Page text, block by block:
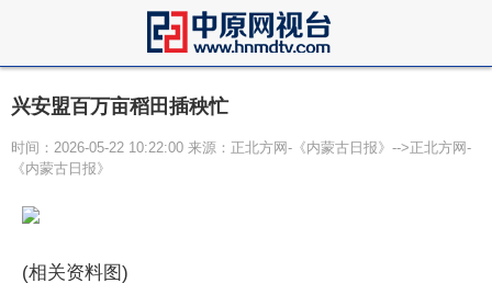
兴安盟百万亩稻田插秧忙
时间：2026-05-22 10:22:00 来源：正北方网-《内蒙古日报》-->正北方网-
《内蒙古日报》
(相关资料图)